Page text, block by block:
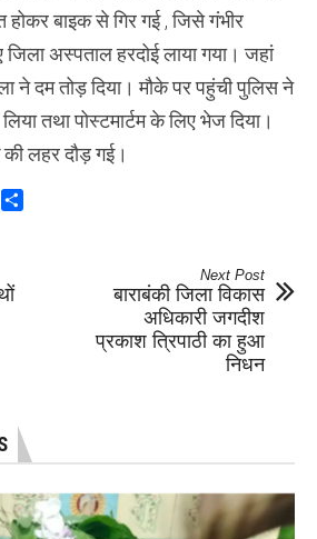
होकर बाइक से गिर गई , जिसे गंभीर
अस्पताल हरदोई लाया गया। जहां
ने दम तोड़ दिया। मौके पर पहुंची पुलिस ने
तथा पोस्टमार्टम के लिए भेज दिया।
लहर दौड़ गई।
Print
Next Post
बाराबंकी जिला विकास
अधिकारी जगदीश
प्रकाश त्रिपाठी का हुआ
निधन